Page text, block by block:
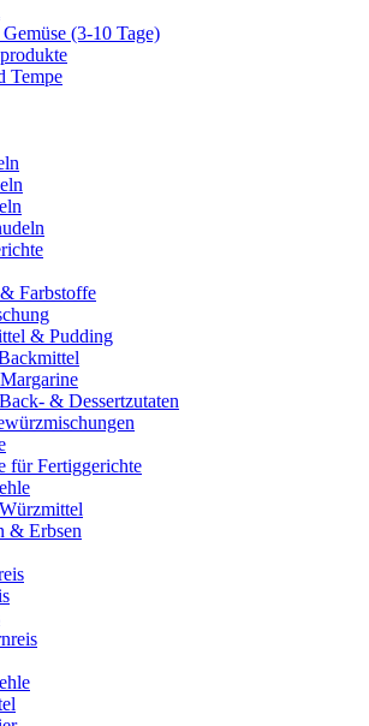
(3-10 Tage)
Tempe
Farbstoffe
& Pudding
& Dessertzutaten
für Fertiggerichte
& Erbsen